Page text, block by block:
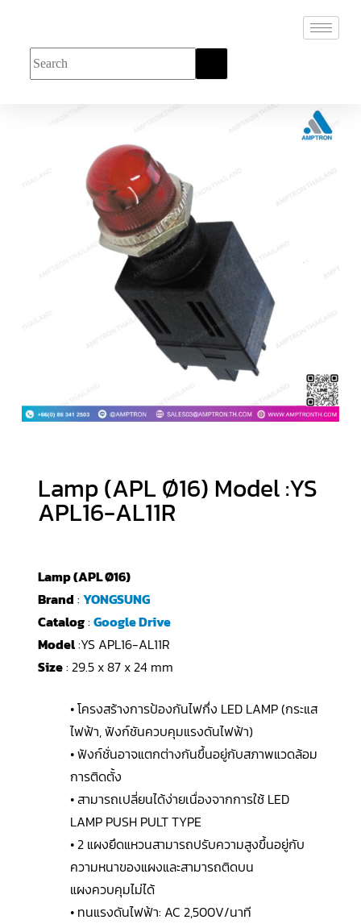
Lamp (APL Ø16) Model :YS
APL16-AL11R
Lamp (APL Ø16)
Brand : YONGSUNG
Catalog: Google Drive
Model:YS APL16-AL11R
Size: 29.5 x 87 x 24 mm
• โครงสร้างการป้องกันไฟกึ่ง LED LAMP (กระแส
ไฟฟ้า, ฟังก์ชันควบคุมแรงดันไฟฟ้า)
• ฟังก์ชั่นอาจแตกต่างกันขึ้นอยู่กับสภาพแวดล้อม
การติดตั้ง
• สามารถเปลี่ยนได้ง่ายเนื่องจากการใช้ LED
LAMP PUSH PULT TYPE
• 2 แผงยึดแหวนสามารถปรับความสูงขึ้นอยู่กับ
ความหนาของแผงและสามารถติดบน
แผงควบคุมไม่ได้
• ทนแรงดันไฟฟ้า: AC 2,500V/นาที